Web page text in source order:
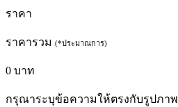
ราคา
ราคารวม (*ประมาณการ)
0 บาท
กรุณาระบุข้อความให้ตรงกับรูปภาพ